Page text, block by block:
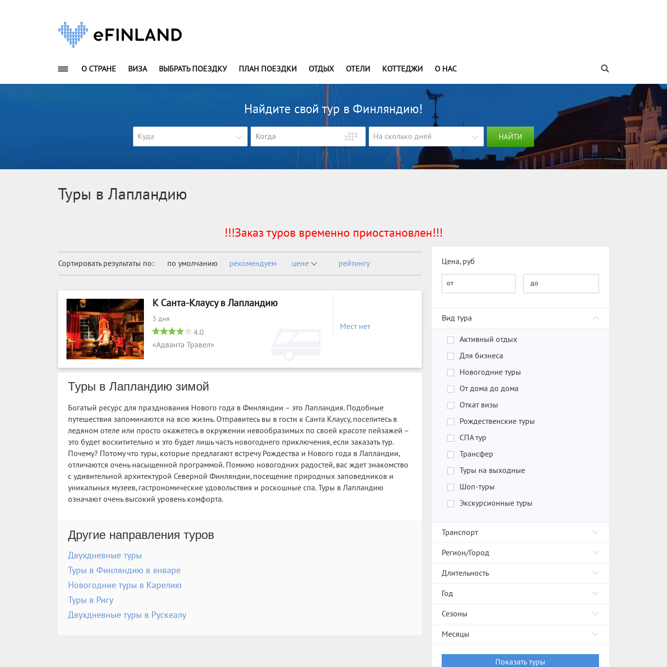
О СТРАНЕ ВИЗА ВЫБРАТЬ ПОЕЗДКУ ПЛАН ПОЕЗДКИ ОТДЫХ ОТЕЛИ КОТТЕДЖИ О НАС
Найдите свой тур в Финляндию!
Куда На сколько дней НАЙТИ
Туры в Лапландию
!!!Заказ туров временно приостановлен!!!
Сортировать результаты по: по умолчанию рекомендуем цене рейтингу
К Санта-Клаусу в Лапландию
3 дня
4.0
«Адванта Травел»
Мест нет
Туры в Лапландию зимой
Богатый ресурс для празднования Нового года в Финляндии – это Лапландия. Подобные
путешествия запоминаются на всю жизнь. Отправитесь вы в гости к Санта Клаусу, поселитесь в
ледяном отеле или просто окажетесь в окружении невообразимых по своей красоте пейзажей –
это будет восхитительно и это будет лишь часть новогоднего приключения, если заказать тур.
Почему? Потому что туры, которые предлагают встречу Рождества и Нового года в Лапландии,
отличаются очень насыщенной программой. Помимо новогодних радостей, вас ждет знакомство
с удивительной архитектурой Северной Финляндии, посещение природных заповедников и
уникальных музеев, гастрономические удовольствия и роскошные спа. Туры в Лапландию
означают очень высокий уровень комфорта.
Другие направления туров
Двухдневные туры
Туры в Финляндию в январе
Новогодние туры в Карелию
Туры в Ригу
Двухдневные туры в Рускеалу
Цена, руб
от до
Вид тура
Активный отдых
Для бизнеса
Новогодние туры
От дома до дома
Откат визы
Рождественские туры
СПА тур
Трансфер
Туры на выходные
Шоп-туры
Экскурсионные туры
Транспорт
Регион/Город
Длительность
Год
Сезоны
Месяцы
Показать туры